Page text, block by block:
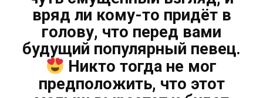
вряд ли кому-то придёт в
голову, что перед вами
будущий популярный певец.
Никто тогда не мог
предположить, что этот